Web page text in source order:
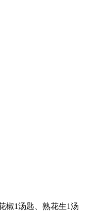
椒1汤匙、熟花生1汤